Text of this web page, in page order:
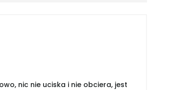
nic nie uciska i nie obciera, jest